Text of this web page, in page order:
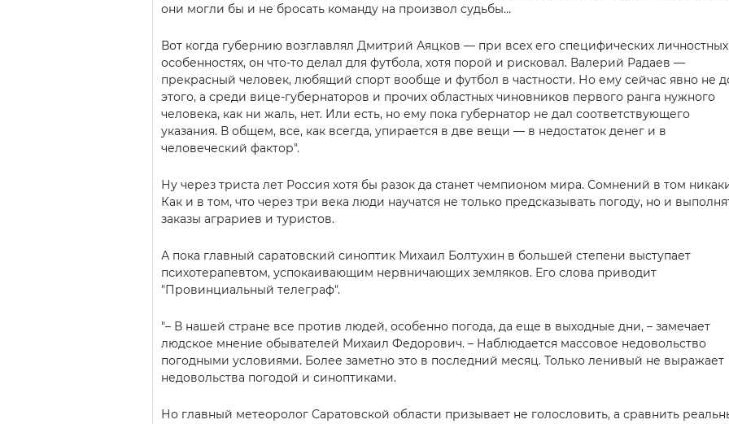
они могли бы и не бросать команду на произвол судьбы…
Вот когда губернию возглавлял Дмитрий Аяцков — при всех его специфических личностных
особенностях, он что-то делал для футбола, хотя порой и рисковал. Валерий Радаев —
прекрасный человек, любящий спорт вообще и футбол в частности. Но ему сейчас явно не
этого, а среди вице-губернаторов и прочих областных чиновников первого ранга нужного
человека, как ни жаль, нет. Или есть, но ему пока губернатор не дал соответствующего
указания. В общем, все, как всегда, упирается в две вещи — в недостаток денег и в
человеческий фактор".
Ну через триста лет Россия хотя бы разок да станет чемпионом мира. Сомнений в том
Как и в том, что через три века люди научатся не только предсказывать погоду, но и
заказы аграриев и туристов.
А пока главный саратовский синоптик Михаил Болтухин в большей степени выступает
психотерапевтом, успокаивающим нервничающих земляков. Его слова приводит
"Провинциальный телеграф".
"– В нашей стране все против людей, особенно погода, да еще в выходные дни, – замечает
людское мнение обывателей Михаил Федорович. – Наблюдается массовое недовольство
погодными условиями. Более заметно это в последний месяц. Только ленивый не выражает
недовольства погодой и синоптиками.
Но главный метеоролог Саратовской области призывает не голословить, а сравнить